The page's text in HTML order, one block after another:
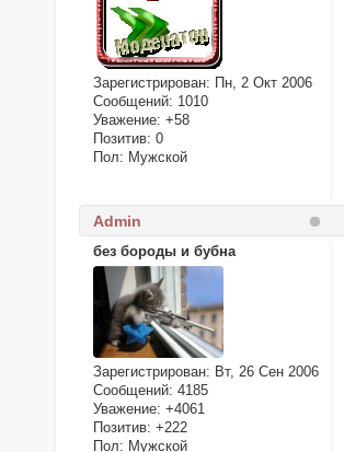
Зарегистрирован: Пн, 2 Окт 2006
Сообщений: 1010
Уважение: +58
Позитив: 0
Пол: Мужской
Admin
без бороды и бубна
Зарегистрирован: Вт, 26 Сен 2006
Сообщений: 4185
Уважение: +4061
Позитив: +222
Пол: Мужской